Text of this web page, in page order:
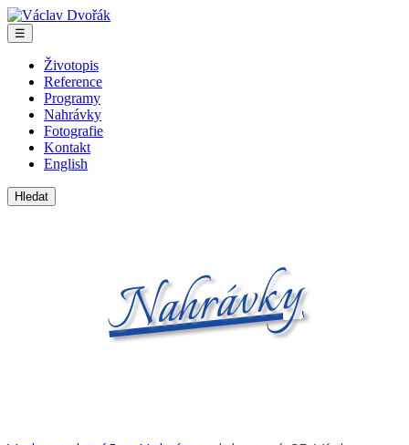
Skip
to
the
content
Václav
Dvořák
☰
Životopis
Reference
Programy
Nahrávky
Fotografie
Kontakt
English
Vyhledávání
Nahrávky